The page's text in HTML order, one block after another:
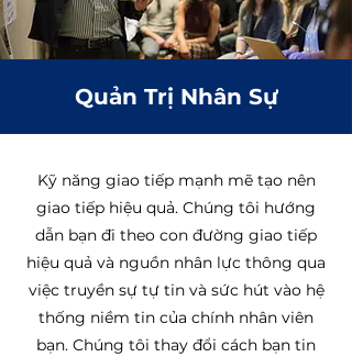
Quản Trị Nhân Sự
Kỹ năng giao tiếp mạnh mẽ tạo nên
giao tiếp hiệu quả. Chúng tôi hướng
dẫn bạn đi theo con đường giao tiếp
hiệu quả và nguồn nhân lực thông qua
việc truyền sự tự tin và sức hút vào hệ
thống niềm tin của chính nhân viên
bạn. Chúng tôi thay đổi cách bạn tin